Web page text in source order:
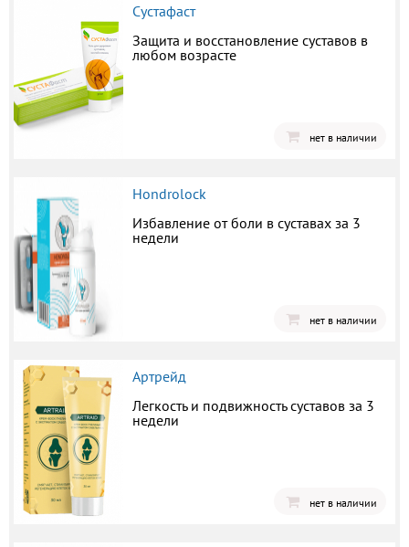
Сустафаст
Защита и восстановление суставов в
любом возрасте
нет в наличии
Hondrolock
Избавление от боли в суставах за 3
недели
нет в наличии
Артрейд
Легкость и подвижность суставов за 3
недели
нет в наличии